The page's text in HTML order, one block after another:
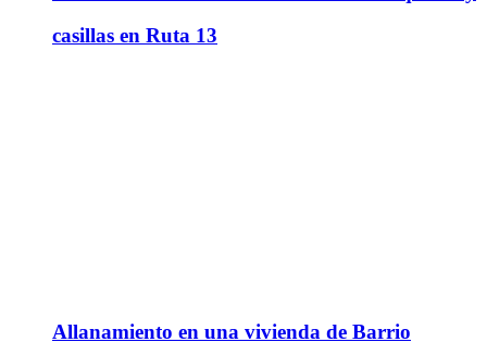
casillas en Ruta 13
Allanamiento en una vivienda de Barrio